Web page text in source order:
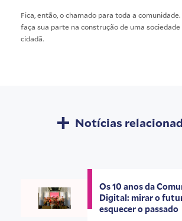
Fica, então, o chamado para toda a
faça sua parte na construção de uma
cidadã.
Notícias
Os 10 anos da
Digital: mirar o
esquecer o passado